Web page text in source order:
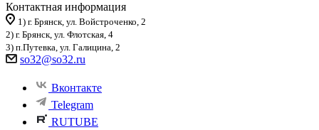
Контактная информация
1) г. Брянск, ул. Войстроченко, 2
2) г. Брянск, ул. Флотская, 4
3) п.Путевка, ул. Галицина, 2
so32@so32.ru
Вконтакте
Telegram
RUTUBE